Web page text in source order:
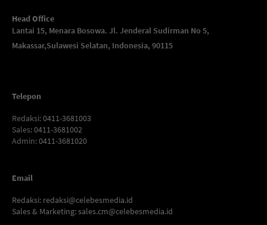
Head Office
Lantai 15, Menara Bosowa. Jl. Jenderal Sudirman No 5,
Makassar,Sulawesi Selatan, Indonesia, 90115
Telepon
Redaksi: 0411-3681003
Sales: 0411-3681002
Admin: 0411-3681020
Email
Redaksi: redaksi@celebesmedia.id
Sales & Marketing:sales.cm@celebesmedia.id